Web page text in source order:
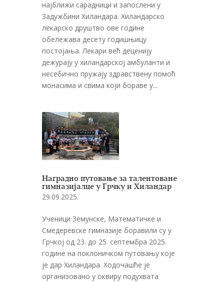
најближи сарадници и запослени у
Задужбини Хиландара. Хиландарско
лекарско друштво ове године
обележава десету годишњицу
постојања. Лекари већ деценију
дежурају у хиландарској амбуланти и
несебично пружају здравствену помоћ
монасима и свима који бораве у...
Наградно путовање за талентоване
гимназијалце у Грчку и Хиландар
29.09.2025.
Ученици Земунске, Математичке и
Смедеревске гимназије боравили су у
Грчкој од 23. до 25. септембра 2025.
године на поклоничком путовању које
је дар Хиландара. Ходочашће је
организовано у оквиру подухвата